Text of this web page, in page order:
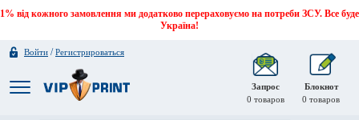
1% від кожного замовлення ми додатково перераховуємо на потреби ЗСУ. Все буде
Україна!
Войти /Регистрироваться
Запрос
0 товаров
Блокнот
0 товаров